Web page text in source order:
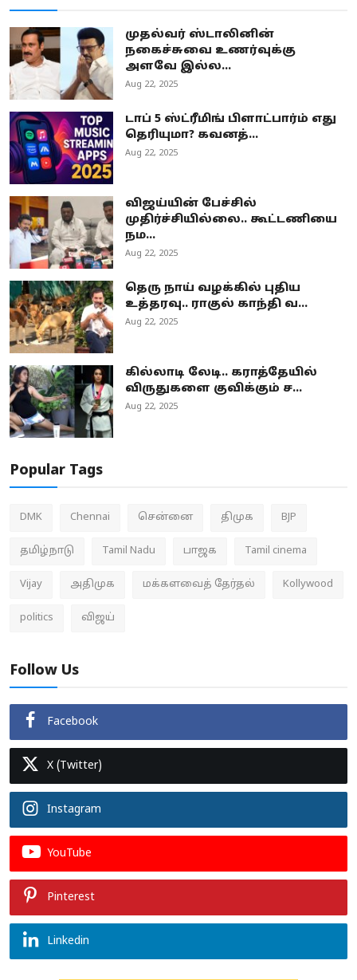
முதல்வர் ஸ்டாலினின்
நகைச்சுவை உணர்வுக்கு
அளவே இல்ல...
Aug 22, 2025
டாப் 5 ஸ்ட்ரீமிங் பிளாட்பார்ம் எது
தெரியுமா? கவனத்...
Aug 22, 2025
விஜய்யின் பேச்சில்
முதிர்ச்சியில்லை.. கூட்டணியை
நம...
Aug 22, 2025
தெரு நாய் வழக்கில் புதிய
உத்தரவு.. ராகுல் காந்தி வ...
Aug 22, 2025
கில்லாடி லேடி.. கராத்தேயில்
விருதுகளை குவிக்கும் ச...
Aug 22, 2025
Popular Tags
DMK Chennai சென்னை திமுக BJP
தமிழ்நாடு Tamil Nadu பாஜக Tamil cinema
Vijay அதிமுக மக்களவைத் தேர்தல் Kollywood
politics விஜய்
Follow Us
Facebook
X (Twitter)
Instagram
YouTube
Pinterest
Linkedin